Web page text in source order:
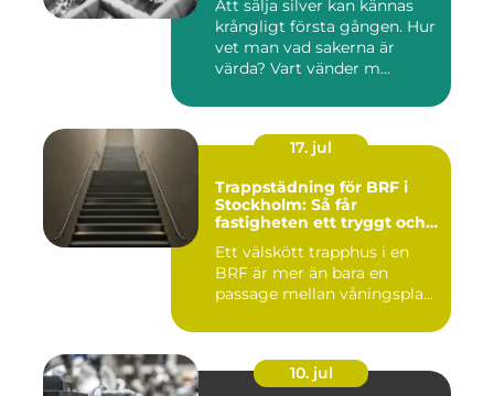
Att sälja silver kan kännas
krångligt första gången. Hur
vet man vad sakerna är
värda? Vart vänder m...
17. jul
Trappstädning för BRF i
Stockholm: Så får
fastigheten ett tryggt och
Ett välskött trapphus i en
BRF är mer än bara en
passage mellan våningspla...
10. jul